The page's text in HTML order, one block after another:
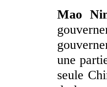
Mao
une
seule